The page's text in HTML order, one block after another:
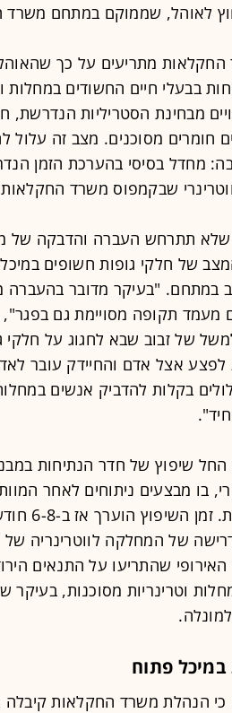
לאוהל, שממוקם במתחם משרד
מתריעים על כך
בבעלי חיים החשודים במחלות
מבחינת הסטריליות הנדרשת,
חומרים מסוכנים. מצב זה
מחדל בסיסי בהערכת הזמן
שבקמפוס משרד החקלאות
שלא תתרחש העברה והדבקה של
של חלקי גופות חשופים
במתחם. "בעיקר מדובר בהעברה
מעמד תקופה מסויימת גם
של זבוב שבא לחגוג על חלקי
לפצע אצל אדם והחיידק עובר
בקלות להדביק אנשים
שיפוץ של חדר הנתיחות
בו מבצעים ניתוחים לאחר
מחלות
דרישה של המחלקה לווטרינריה
שהתריעו על התנאים
וטרינריות מסוכנות, בעיקר
במיכל פתוח
כי הנהלת משרד החקלאות